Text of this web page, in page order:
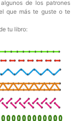
de los patrones
que más te guste o te
tu libro: